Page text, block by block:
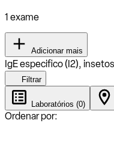
1 exame
Adicionar mais
IgE especifico (I2),
Filtrar
Laboratórios (0)
Ordenar por: